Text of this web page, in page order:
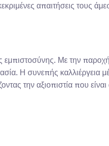
απαιτήσεις τους
εμπιστοσύνης. Με την
Η συνεπής καλλιέργεια
την αξιοπιστία που